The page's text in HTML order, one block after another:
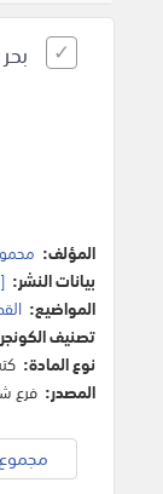
المؤلف:
بيانات النشر:
المواضيع:
تصنيف
نوع المادة:
المصدر: فرع
مجموع